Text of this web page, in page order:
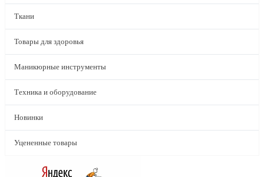
Ткани
Товары для здоровья
Маникюрные инструменты
Техника и оборудование
Новинки
Уцененные товары